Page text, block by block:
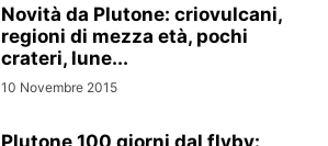
Novità da Plutone: criovulcani,
regioni di mezza età, pochi
crateri, lune...
10 Novembre 2015
Plutone 100 giorni dal flyby: